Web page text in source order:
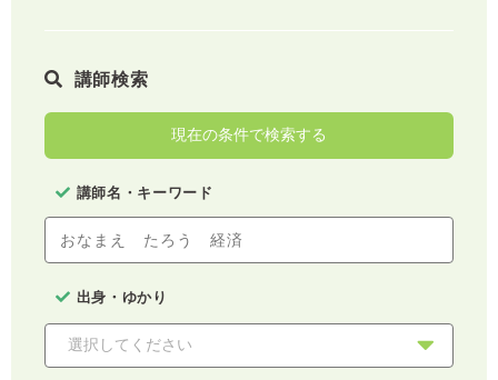
講師検索
現在の条件で検索する
講師名・キーワード
出身・ゆかり